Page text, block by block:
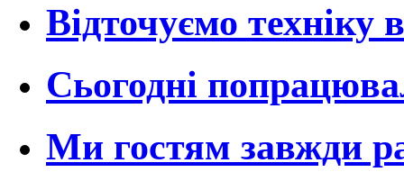
Відточуємо техніку
Сьогодні
Ми гостям завжди